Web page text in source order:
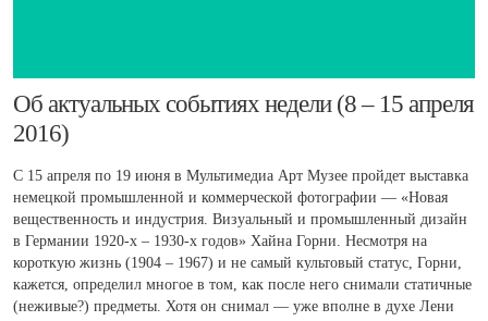
​Об актуальных событиях недели (8 – 15 апреля
2016)
C 15 апреля по 19 июня в Мультимедиа Арт Музее пройдет выставка
немецкой промышленной и коммерческой фотографии — «Новая
вещественность и индустрия. Визуальный и промышленный дизайн
в Германии 1920-х – 1930-х годов» Хайна Горни. Несмотря на
короткую жизнь (1904 – 1967) и не самый культовый статус, Горни,
кажется, определил многое в том, как после него снимали статичные
(неживые?) предметы. Хотя он снимал — уже вполне в духе Лени